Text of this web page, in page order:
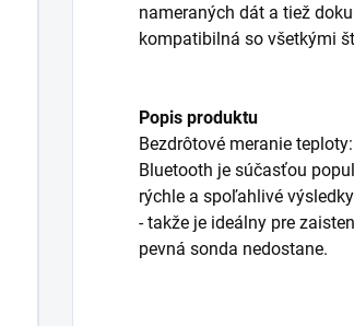
nameraných dát a tiež
kompatibilná so všetkými
Popis produktu
Bezdrôtové meranie
Bluetooth je súčasťou
rýchle a spoľahlivé
- takže je ideálny pre
pevná sonda nedostane.